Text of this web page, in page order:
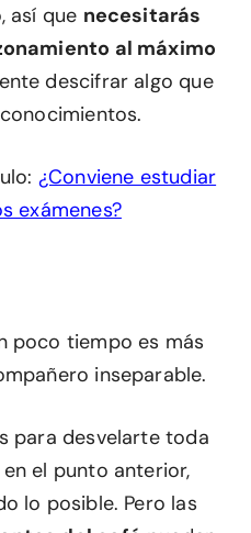
así que necesitarás
al máximo
descifrar algo que
¿Conviene estudiar
exámenes?
poco tiempo es más
inseparable.
para desvelarte toda
el punto anterior,
lo posible. Pero las